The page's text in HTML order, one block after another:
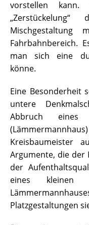
vorstellen
Fahrbahnbereich.
man sich eine
könne.
Eine Besonderheit
untere
Abbruch eines
Kreisbaumeister
Argumente, die der
der
eines kleinen
Platzgestaltungen